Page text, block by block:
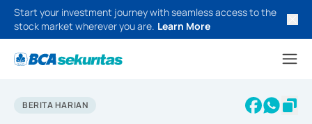
Start your investment journey with seamless access to the
stock market wherever you are. Learn More
BERITA HARIAN